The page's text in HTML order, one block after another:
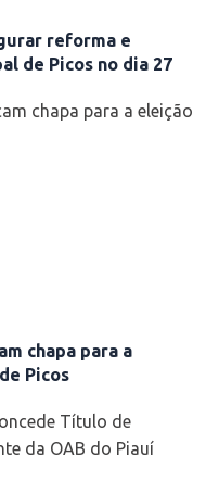
reforma e
de Picos no dia 27
chapa para a
Picos